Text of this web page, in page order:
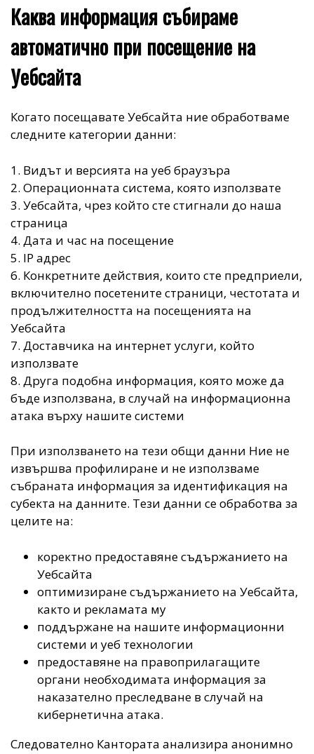
Каква информация събираме
автоматично при посещение на
Уебсайта
Когато посещавате Уебсайта ние обработваме
следните категории данни:
1. Видът и версията на уеб браузъра
2. Операционната система, която използвате
3. Уебсайта, чрез който сте стигнали до наша
страница
4. Дата и час на посещение
5. IP адрес
6. Конкретните действия, които сте предприели,
включително посетените страници, честотата и
продължителността на посещенията на
Уебсайта
7. Доставчика на интернет услуги, който
използвате
8. Друга подобна информация, която може да
бъде използвана, в случай на информационна
атака върху нашите системи
При използването на тези общи данни Ние не
извършва профилиране и не използваме
събраната информация за идентификация на
субекта на данните. Тези данни се обработва за
целите на:
коректно предоставяне съдържанието на
Уебсайта
оптимизиране съдържанието на Уебсайта,
както и рекламата му
поддържане на нашите информационни
системи и уеб технологии
предоставяне на правоприлагащите
органи необходимата информация за
наказателно преследване в случай на
кибернетична атака.
Следователно Кантората анализира анонимно